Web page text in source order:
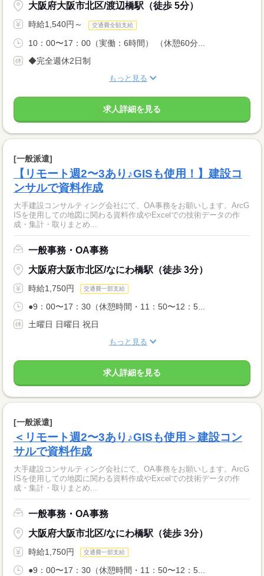
大阪府大阪市北区/渡辺橋駅（徒歩 5分）
時給1,540円～ 交通費全額支給
10：00〜17：00（実働：6時間） （休憩60分...
◆完全週休2日制
もっと見る
求人詳細を見る
[一般派遣]
【リモート週2〜3あり♪GISも使用！】建設コ
ンサルで資料作成
大手建設コンサルティング会社にて、OA事務をお願いします。ArcG
ISを使用しての地図に関わる資料作成やExcelでの技術データの作
成・集計・取りまとめ...
一般事務・OA事務
大阪府大阪市北区/なにわ橋駅（徒歩 3分）
時給1,750円 交通費一部支給
●9：00〜17：30（休憩時間・11：50〜12：5...
土曜日 日曜日 祝日
もっと見る
求人詳細を見る
[一般派遣]
＜リモート週2〜3あり♪GISも使用＞建設コン
サルで資料作成
大手建設コンサルティング会社にて、OA事務をお願いします。ArcG
ISを使用しての地図に関わる資料作成やExcelでの技術データの作
成・集計・取りまとめ...
一般事務・OA事務
大阪府大阪市北区/なにわ橋駅（徒歩 3分）
時給1,750円 交通費一部支給
●9：00〜17：30（休憩時間・11：50〜12：5...